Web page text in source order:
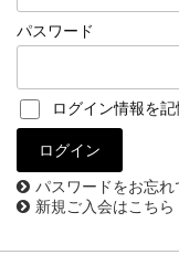
パスワード
ログイン情報を記
パスワードをお忘
新規ご入会はこちら